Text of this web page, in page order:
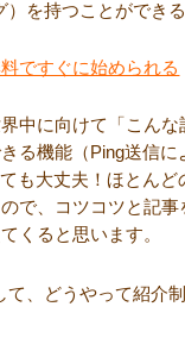
）を持つことができ
ですぐに始められる
中に向けて「こんな
る機能（Ping送信に
も大丈夫！ほとんど
で、コツコツと記事
くると思います。
て、どうやって紹介